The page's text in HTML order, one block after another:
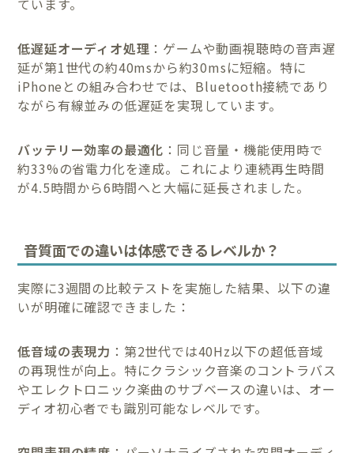
ています。
低遅延オーディオ処理 ：ゲームや動画視聴時の音声遅
延が第1世代の約40msから約30msに短縮。特に
iPhoneとの組み合わせでは、Bluetooth接続であり
ながら有線並みの低遅延を実現しています。
バッテリー効率の最適化 ：同じ音量・機能使用時で
約33%の省電力化を達成。これにより連続再生時間
が4.5時間から6時間へと大幅に延長されました。
音質面での違いは体感できるレベルか？
実際に3週間の比較テストを実施した結果、以下の違
いが明確に確認できました：
低音域の表現力 ：第2世代では40Hz以下の超低音域
の再現性が向上。特にクラシック音楽のコントラバス
やエレクトロニック楽曲のサブベースの違いは、オー
ディオ初心者でも識別可能なレベルです。